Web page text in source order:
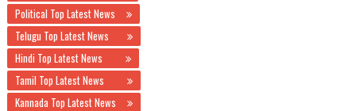
Political Top Latest News
Telugu Top Latest News
Hindi Top Latest News
Tamil Top Latest News
Kannada Top Latest News